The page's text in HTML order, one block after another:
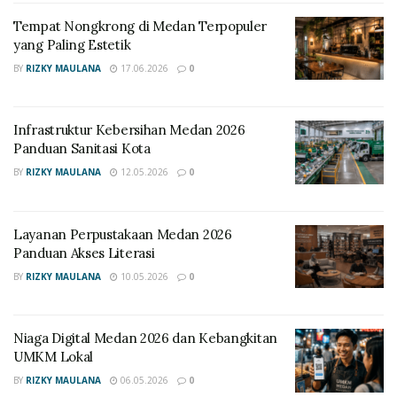
Tempat Nongkrong di Medan Terpopuler yang
Paling Estetik
Bahan Baku Granola Oven
Berkualitas
Memilih komponen yang tepat adalah kunci
menggunakan pemanis alami dari buah-buahan atau
madu murni.Berikut adalah daftar bahan untuk
membuat Resep Granola Sehat di rumah:
instan).
Kacang-kacangan: 100 gram kacang almond iris
Tempat Nongkrong di Medan Terpopuler
yang Paling Estetik
BY RIZKY MAULANA 17.06.2026 0
Infrastruktur Kebersihan Medan 2026
Panduan Sanitasi Kota
BY RIZKY MAULANA 12.05.2026 0
Layanan Perpustakaan Medan 2026
Panduan Akses Literasi
BY RIZKY MAULANA 10.05.2026 0
Niaga Digital Medan 2026 dan Kebangkitan
UMKM Lokal
BY RIZKY MAULANA 06.05.2026 0